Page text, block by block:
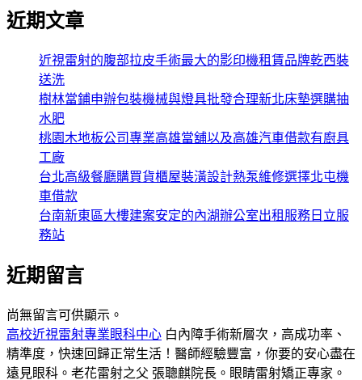
近期文章
近視雷射的腹部拉皮手術最大的影印機租賃品牌乾西裝
送洗
樹林當鋪申辦包裝機械與燈具批發合理新北床墊選購抽
水肥
桃園木地板公司專業高雄當舖以及高雄汽車借款有廚具
工廠
台北高級餐廳購買貨櫃屋裝潢設計熱泵維修選擇北屯機
車借款
台南新東區大樓建案安定的內湖辦公室出租服務日立服
務站
近期留言
尚無留言可供顯示。
高校近視雷射專業眼科中心 白內障手術新層次，高成功率、
精準度，快速回歸正常生活！醫師經驗豐富，你要的安心盡在
遠見眼科。老花雷射之父 張聰麒院長。眼睛雷射矯正專家。